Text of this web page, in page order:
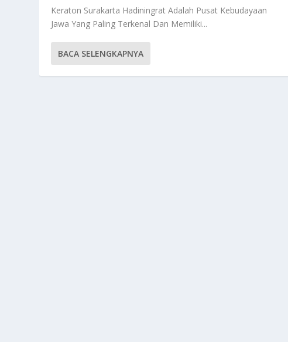
Keraton Surakarta Hadiningrat Adalah Pusat Kebudayaan
Jawa Yang Paling Terkenal Dan Memiliki...
BACA SELENGKAPNYA